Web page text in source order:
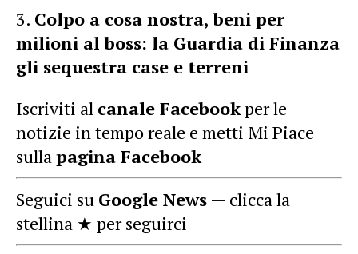
Colpo a cosa nostra, beni per
milioni al boss: la Guardia di Finanza
gli sequestra case e terreni
Iscriviti al canale Facebookper le
notizie in tempo reale e metti Mi Piace
sullapagina Facebook
Seguici su Google News — clicca la
stellina ★ per seguirci